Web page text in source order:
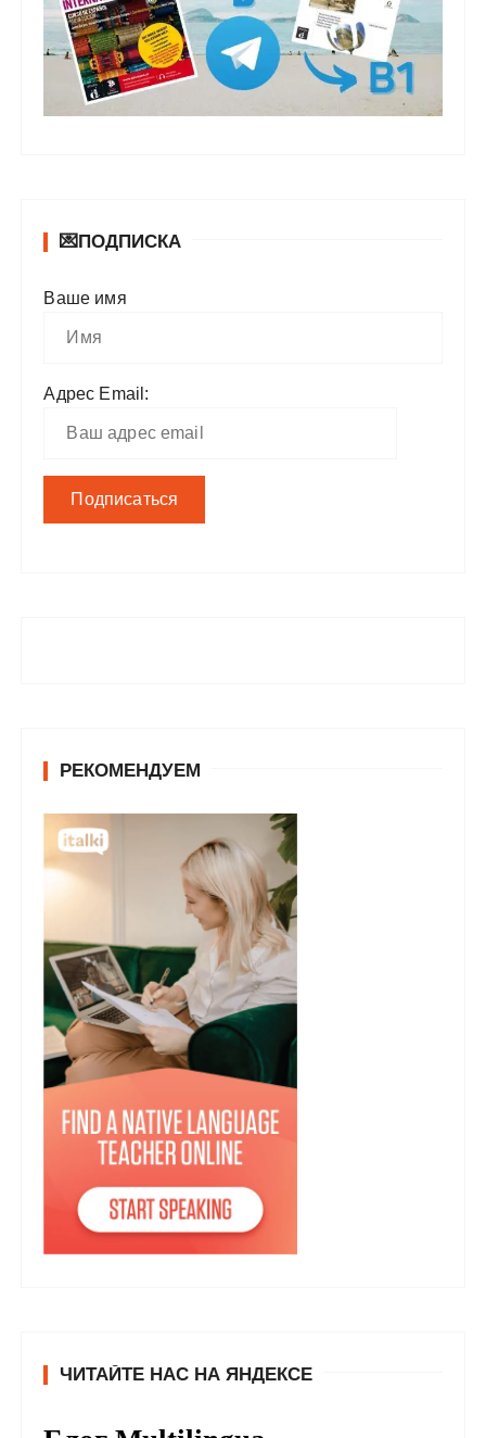
💌ПОДПИСКА
Ваше имя
Адрес Email:
РЕКОМЕНДУЕМ
ЧИТАЙТЕ НАС НА ЯНДЕКСЕ